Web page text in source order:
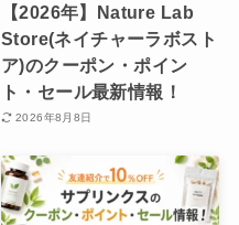
【2026年】Nature Lab
Store(ネイチャーラボスト
ア)のクーポン・ポイン
ト・セール最新情報！
2026年8月8日